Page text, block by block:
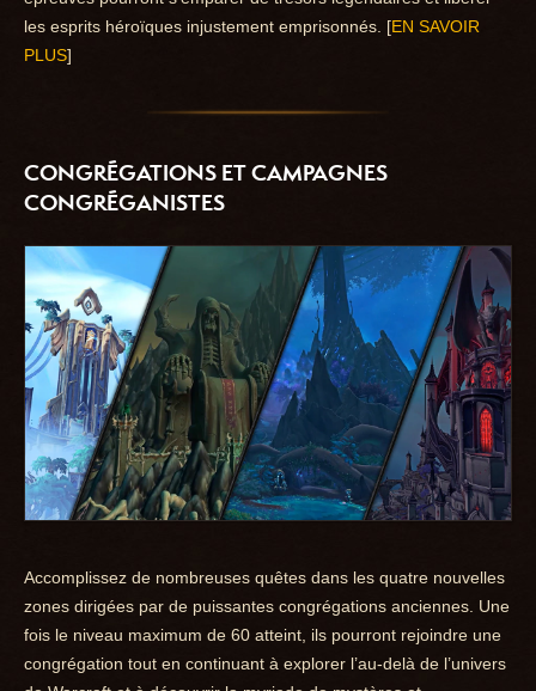
les esprits héroïques injustement emprisonnés. [EN SAVOIR
PLUS]
CONGRÉGATIONS ET CAMPAGNES
CONGRÉGANISTES
Accomplissez de nombreuses quêtes dans les quatre nouvelles
zones dirigées par de puissantes congrégations anciennes. Une
fois le niveau maximum de 60 atteint, ils pourront rejoindre une
congrégation tout en continuant à explorer l’au-delà de l’univers